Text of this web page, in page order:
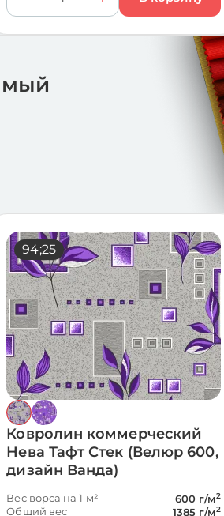
17;34
94;25
Ковролин коммерческий
Нева Тафт Стек (Велюр 600,
дизайн Ванда)
Вес ворса на 1 м² 600 г/м2
Общий вес 1385 г/м2